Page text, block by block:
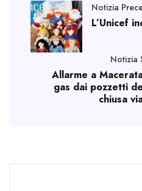
Notizia
L’Unicef
Notizia
Allarme a
gas dai pozzetti
chiusa